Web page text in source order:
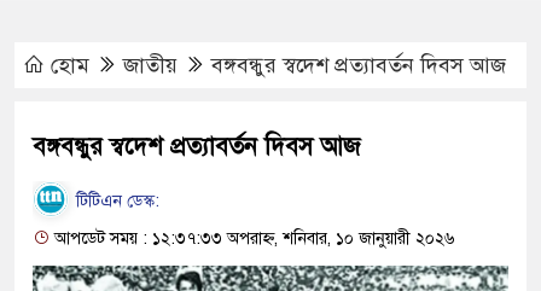
হোম জাতীয় বঙ্গবন্ধুর স্বদেশ প্রত্যাবর্তন দিবস আজ
বঙ্গবন্ধুর স্বদেশ প্রত্যাবর্তন দিবস আজ
টিটিএন ডেস্ক:
আপডেট সময় : ১২:৩৭:৩৩ অপরাহ্ন, শনিবার, ১০ জানুয়ারী ২০২৬